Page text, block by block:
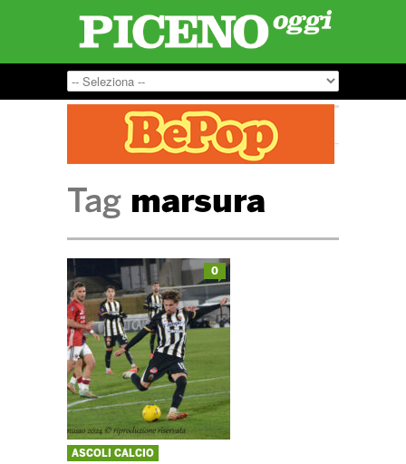
Tag marsura
0
ASCOLI CALCIO